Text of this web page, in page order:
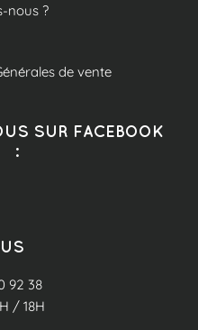
nous ?
de vente
SUR FACEBOOK
:
92 38
/ 18H